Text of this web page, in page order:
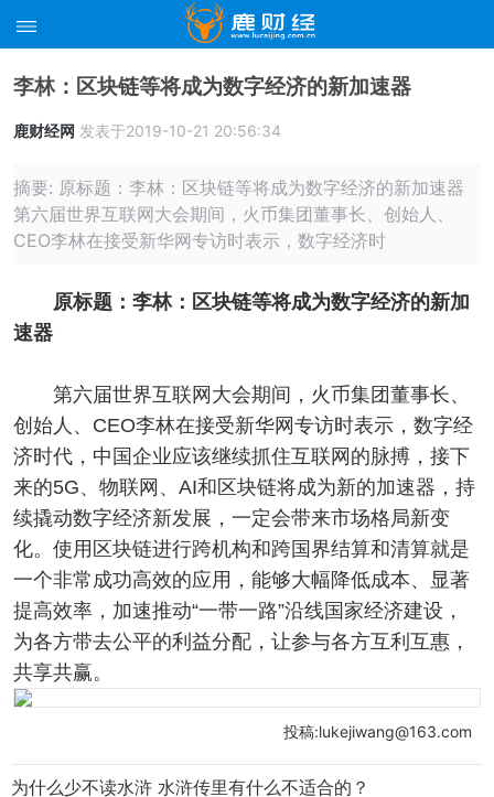
李林：区块链等将成为数字经济的新加速器
鹿财经网 发表于2019-10-21 20:56:34
摘要: 原标题：李林：区块链等将成为数字经济的新加速器
第六届世界互联网大会期间，火币集团董事长、创始人、
CEO李林在接受新华网专访时表示，数字经济时
原标题：李林：区块链等将成为数字经济的新加
速器
第六届世界互联网大会期间，火币集团董事长、
创始人、CEO李林在接受新华网专访时表示，数字经
济时代，中国企业应该继续抓住互联网的脉搏，接下
来的5G、物联网、AI和区块链将成为新的加速器，持
续撬动数字经济新发展，一定会带来市场格局新变
化。使用区块链进行跨机构和跨国界结算和清算就是
一个非常成功高效的应用，能够大幅降低成本、显著
提高效率，加速推动“一带一路”沿线国家经济建设，
为各方带去公平的利益分配，让参与各方互利互惠，
共享共赢。
投稿:lukejiwang@163.com
为什么少不读水浒 水浒传里有什么不适合的？